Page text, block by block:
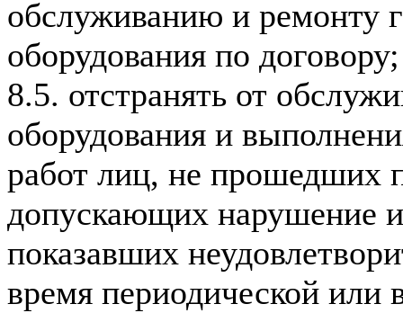
обслуживанию и ремонту
оборудования по договору;
8.5. отстранять от
оборудования и
работ лиц, не прошедших
допускающих нарушение
показавших
время периодической или